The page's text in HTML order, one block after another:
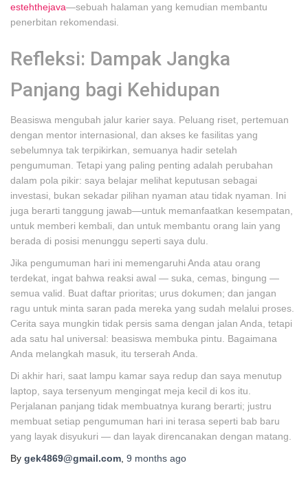
estehthejava—sebuah halaman yang kemudian membantu
penerbitan rekomendasi.
Refleksi: Dampak Jangka
Panjang bagi Kehidupan
Beasiswa mengubah jalur karier saya. Peluang riset, pertemuan
dengan mentor internasional, dan akses ke fasilitas yang
sebelumnya tak terpikirkan, semuanya hadir setelah
pengumuman. Tetapi yang paling penting adalah perubahan
dalam pola pikir: saya belajar melihat keputusan sebagai
investasi, bukan sekadar pilihan nyaman atau tidak nyaman. Ini
juga berarti tanggung jawab—untuk memanfaatkan kesempatan,
untuk memberi kembali, dan untuk membantu orang lain yang
berada di posisi menunggu seperti saya dulu.
Jika pengumuman hari ini memengaruhi Anda atau orang
terdekat, ingat bahwa reaksi awal — suka, cemas, bingung —
semua valid. Buat daftar prioritas; urus dokumen; dan jangan
ragu untuk minta saran pada mereka yang sudah melalui proses.
Cerita saya mungkin tidak persis sama dengan jalan Anda, tetapi
ada satu hal universal: beasiswa membuka pintu. Bagaimana
Anda melangkah masuk, itu terserah Anda.
Di akhir hari, saat lampu kamar saya redup dan saya menutup
laptop, saya tersenyum mengingat meja kecil di kos itu.
Perjalanan panjang tidak membuatnya kurang berarti; justru
membuat setiap pengumuman hari ini terasa seperti bab baru
yang layak disyukuri — dan layak direncanakan dengan matang.
By gek4869@gmail.com 9 months ago